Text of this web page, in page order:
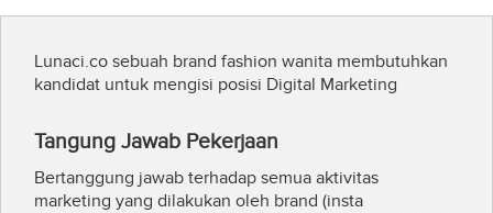
Lunaci.co sebuah brand fashion wanita membutuhkan
kandidat untuk mengisi posisi Digital Marketing
Tangung Jawab Pekerjaan
Bertanggung jawab terhadap semua aktivitas
marketing yang dilakukan oleh brand (insta